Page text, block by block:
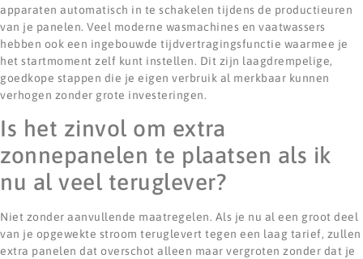
apparaten automatisch in te schakelen tijdens de productieuren
van je panelen. Veel moderne wasmachines en vaatwassers
hebben ook een ingebouwde tijdvertragingsfunctie waarmee je
het startmoment zelf kunt instellen. Dit zijn laagdrempelige,
goedkope stappen die je eigen verbruik al merkbaar kunnen
verhogen zonder grote investeringen.
Is het zinvol om extra
zonnepanelen te plaatsen als ik
nu al veel teruglever?
Niet zonder aanvullende maatregelen. Als je nu al een groot deel
van je opgewekte stroom teruglevert tegen een laag tarief, zullen
extra panelen dat overschot alleen maar vergroten zonder dat je